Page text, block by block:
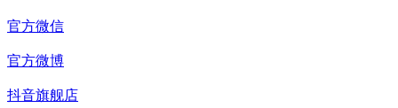
官方微信
官方微博
抖音旗舰店